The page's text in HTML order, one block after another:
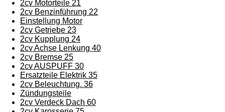
2cv Motorteile 21
2cv Benzinführung 22
Einstellung Motor
2cv Getriebe 23
2cv Kupplung 24
2cv Achse Lenkung 40
2cv Bremse 25
2cv AUSPUFF 30
Ersatzteile Elektrik 35
2cv Beleuchtung. 36
Zündungsteile
2cv Verdeck Dach 60